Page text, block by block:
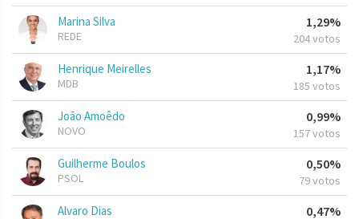
Marina Silva
REDE
1,29%
204 votos
Henrique Meirelles
MDB
1,17%
185 votos
João Amoêdo
NOVO
0,99%
157 votos
Guilherme Boulos
PSOL
0,50%
79 votos
Alvaro Dias 0,47%